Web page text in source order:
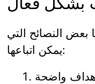
النصائح التي
يمكن اتباعها:
واضحة